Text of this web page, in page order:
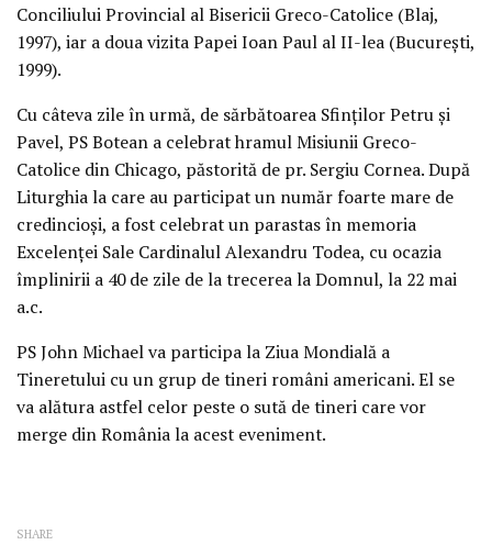
Conciliului Provincial al Bisericii Greco-Catolice (Blaj,
1997), iar a doua vizita Papei Ioan Paul al II-lea (Bucureşti,
1999).
Cu câteva zile în urmă, de sărbătoarea Sfinţilor Petru şi
Pavel, PS Botean a celebrat hramul Misiunii Greco-
Catolice din Chicago, păstorită de pr. Sergiu Cornea. După
Liturghia la care au participat un număr foarte mare de
credincioşi, a fost celebrat un parastas în memoria
Excelenţei Sale Cardinalul Alexandru Todea, cu ocazia
împlinirii a 40 de zile de la trecerea la Domnul, la 22 mai
a.c.
PS John Michael va participa la Ziua Mondială a
Tineretului cu un grup de tineri români americani. El se
va alătura astfel celor peste o sută de tineri care vor
merge din România la acest eveniment.
SHARE